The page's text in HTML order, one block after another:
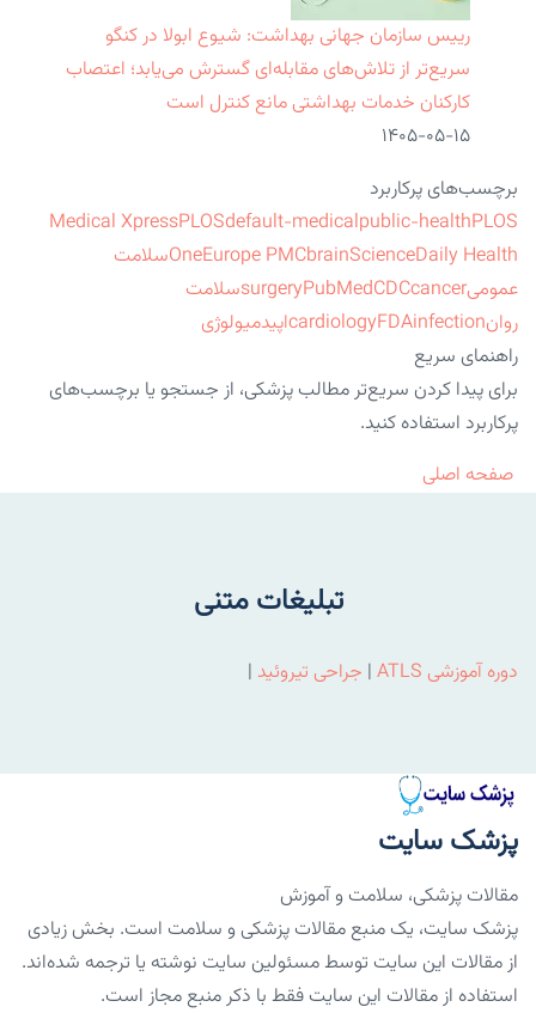
رییس سازمان جهانی بهداشت: شیوع ابولا در کنگو
سریع‌تر از تلاش‌های مقابله‌ای گسترش می‌یابد؛ اعتصاب
کارکنان خدمات بهداشتی مانع کنترل است
۱۴۰۵-۰۵-۱۵
برچسب‌های پرکاربرد
Medical XpressPLOSdefault-medicalpublic-healthPLOS
OneEurope PMCbrainScienceDaily Health
سلامت
عمومی
surgeryPubMedCDCcancer
سلامت
روان
cardiologyFDAinfection
اپیدمیولوژی
راهنمای سریع
برای پیدا کردن سریع‌تر مطالب پزشکی، از جستجو یا برچسب‌های
پرکاربرد استفاده کنید.
صفحه اصلی
تبلیغات متنی
دوره آموزشی ATLS | جراحی تیروئید |
پزشک سایت
مقالات پزشکی، سلامت و آموزش
پزشک سایت، یک منبع مقالات پزشکی و سلامت است. بخش زیادی
از مقالات این سایت توسط مسئولین سایت نوشته یا ترجمه شده‌اند.
استفاده از مقالات این سایت فقط با ذکر منبع مجاز است.